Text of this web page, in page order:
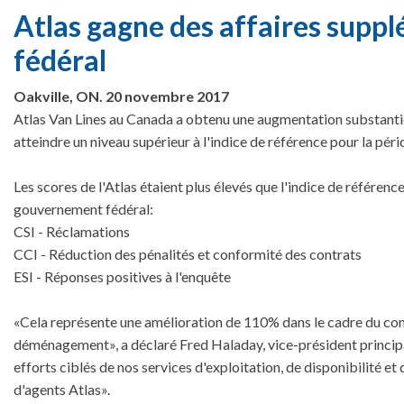
Atlas gagne des affaires
fédéral
Oakville, ON. 20 novembre 2017
Atlas Van Lines au Canada a obtenu une augmentation
atteindre un niveau supérieur à l'indice de référence pour la
Les scores de l'Atlas étaient plus élevés que l'indice de
gouvernement fédéral:
CSI - Réclamations
CCI - Réduction des pénalités et conformité des contrats
ESI - Réponses positives à l'enquête
«Cela représente une amélioration de 110% dans le cadre du
déménagement», a déclaré Fred Haladay, vice-président
efforts ciblés de nos services d'exploitation, de disponibilité et
d'agents Atlas».